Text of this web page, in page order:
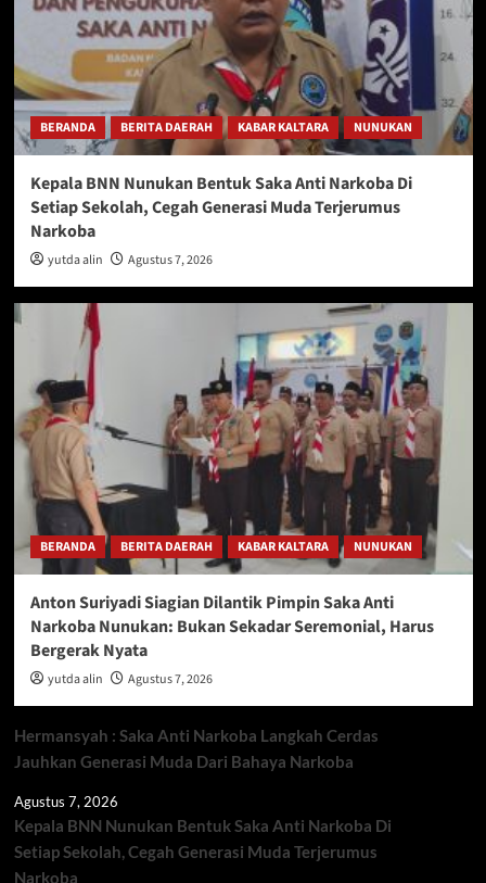
BERANDA BERITA DAERAH KABAR KALTARA NUNUKAN
Kepala BNN Nunukan Bentuk Saka Anti Narkoba Di
Setiap Sekolah, Cegah Generasi Muda Terjerumus
Narkoba
yutda alin Agustus 7, 2026
BERANDA BERITA DAERAH KABAR KALTARA NUNUKAN
Anton Suriyadi Siagian Dilantik Pimpin Saka Anti
Narkoba Nunukan: Bukan Sekadar Seremonial, Harus
Bergerak Nyata
yutda alin Agustus 7, 2026
Hermansyah : Saka Anti Narkoba Langkah Cerdas
Jauhkan Generasi Muda Dari Bahaya Narkoba
Agustus 7, 2026
Kepala BNN Nunukan Bentuk Saka Anti Narkoba Di
Setiap Sekolah, Cegah Generasi Muda Terjerumus
Narkoba